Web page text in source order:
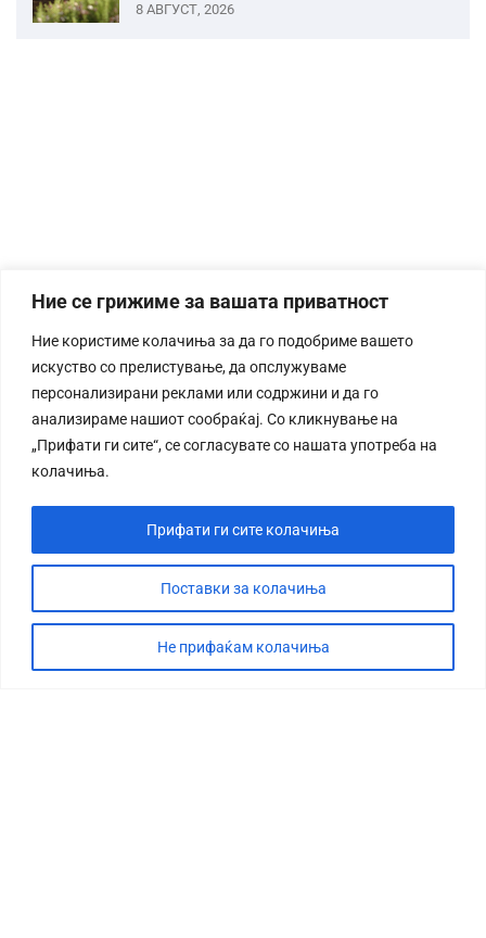
Ние се грижиме за вашата приватност
Ние користиме колачиња за да го подобриме вашето
искуство со прелистување, да опслужуваме
персонализирани реклами или содржини и да го
анализираме нашиот сообраќај. Со кликнување на
„Прифати ги сите“, се согласувате со нашата употреба на
колачиња.
Поставки за колачиња
Не прифаќам колачиња
Прифати ги сите колачиња
8 АВГУСТ, 2026